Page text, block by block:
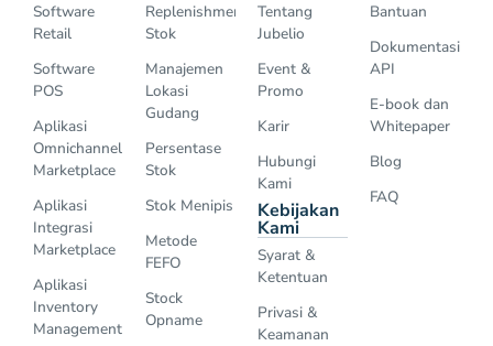
Software
Retail
Software
POS
Aplikasi
Omnichannel
Marketplace
Aplikasi
Integrasi
Marketplace
Aplikasi
Inventory
Management
Replenishment
Stok
Manajemen
Lokasi
Gudang
Persentase
Stok
Stok Menipis
Metode
FEFO
Stock
Opname
Tentang
Jubelio
Event &
Promo
Karir
Hubungi
Kami
Kebijakan
Kami
Syarat &
Ketentuan
Privasi &
Keamanan
Bantuan
Dokumentasi
API
E-book dan
Whitepaper
Blog
FAQ